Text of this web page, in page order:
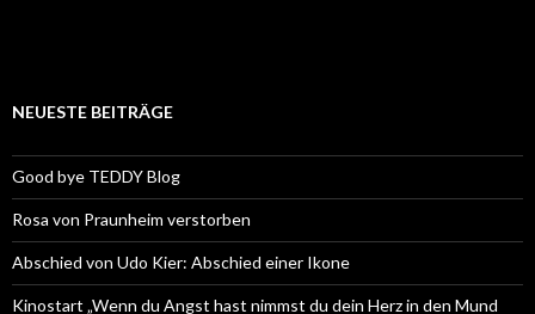
NEUESTE BEITRÄGE
Good bye TEDDY Blog
Rosa von Praunheim verstorben
Abschied von Udo Kier: Abschied einer Ikone
Kinostart „Wenn du Angst hast nimmst du dein Herz in den Mund